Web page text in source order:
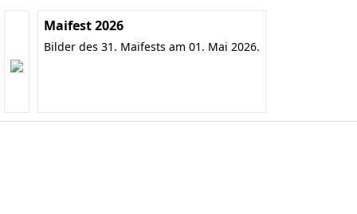
Maifest 2026
Bilder des 31. Maifests am 01. Mai 2026.